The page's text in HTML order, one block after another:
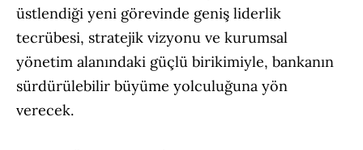
üstlendiği yeni görevinde geniş liderlik
tecrübesi, stratejik vizyonu ve kurumsal
yönetim alanındaki güçlü birikimiyle, bankanın
sürdürülebilir büyüme yolculuğuna yön
verecek.